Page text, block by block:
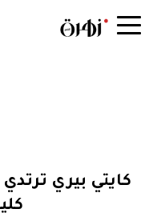
كايتي بيري